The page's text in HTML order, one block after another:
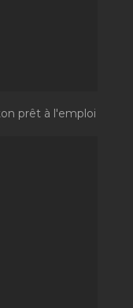
prêt à l'emploi